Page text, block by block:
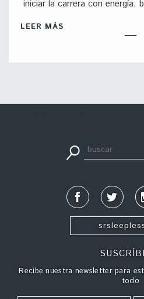
iniciar la carrera con energía,
LEER MÁS
Recibe nuestra newsletter para
todo